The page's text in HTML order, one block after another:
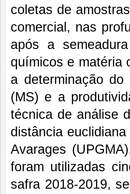
coletas de
comercial, nas
após a
químicos e matéria
a determinação
(MS) e a
técnica de análise
distância
Avarages
foram utilizadas
safra 2018-2019,